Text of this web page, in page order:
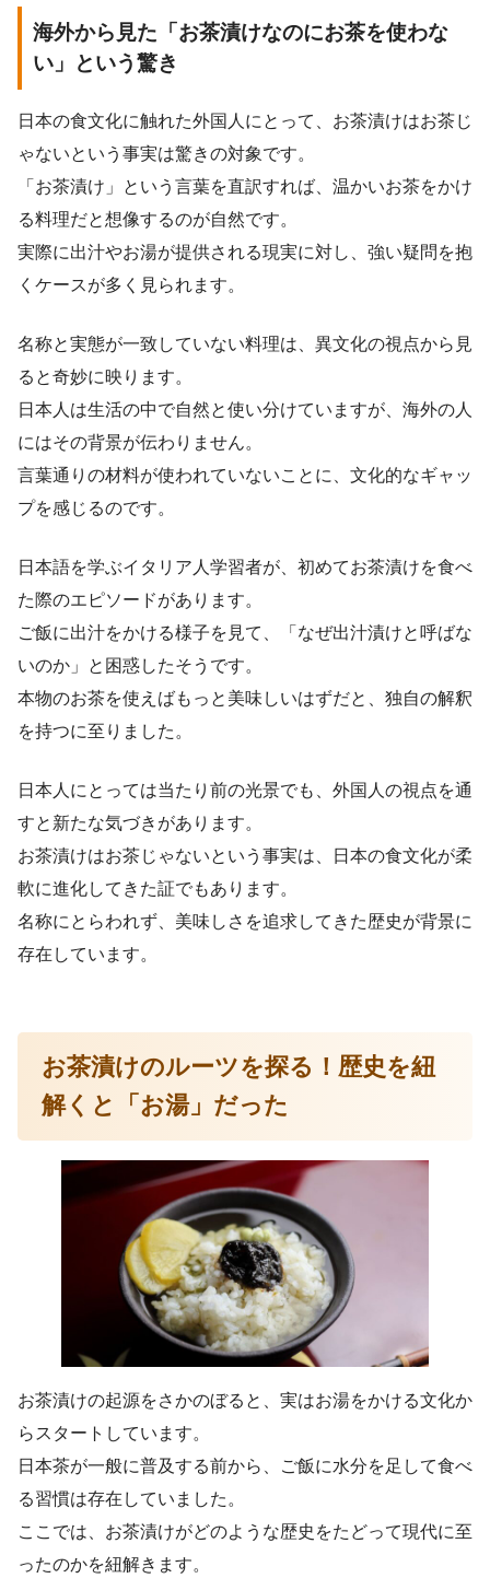
海外から見た「お茶漬けなのにお茶を使わな
い」という驚き
日本の食文化に触れた外国人にとって、お茶漬けはお茶じ
ゃないという事実は驚きの対象です。
「お茶漬け」という言葉を直訳すれば、温かいお茶をかけ
る料理だと想像するのが自然です。
実際に出汁やお湯が提供される現実に対し、強い疑問を抱
くケースが多く見られます。
名称と実態が一致していない料理は、異文化の視点から見
ると奇妙に映ります。
日本人は生活の中で自然と使い分けていますが、海外の人
にはその背景が伝わりません。
言葉通りの材料が使われていないことに、文化的なギャッ
プを感じるのです。
日本語を学ぶイタリア人学習者が、初めてお茶漬けを食べ
た際のエピソードがあります。
ご飯に出汁をかける様子を見て、「なぜ出汁漬けと呼ばな
いのか」と困惑したそうです。
本物のお茶を使えばもっと美味しいはずだと、独自の解釈
を持つに至りました。
日本人にとっては当たり前の光景でも、外国人の視点を通
すと新たな気づきがあります。
お茶漬けはお茶じゃないという事実は、日本の食文化が柔
軟に進化してきた証でもあります。
名称にとらわれず、美味しさを追求してきた歴史が背景に
存在しています。
お茶漬けのルーツを探る！歴史を紐
解くと「お湯」だった
お茶漬けの起源をさかのぼると、実はお湯をかける文化か
らスタートしています。
日本茶が一般に普及する前から、ご飯に水分を足して食べ
る習慣は存在していました。
ここでは、お茶漬けがどのような歴史をたどって現代に至
ったのかを紐解きます。